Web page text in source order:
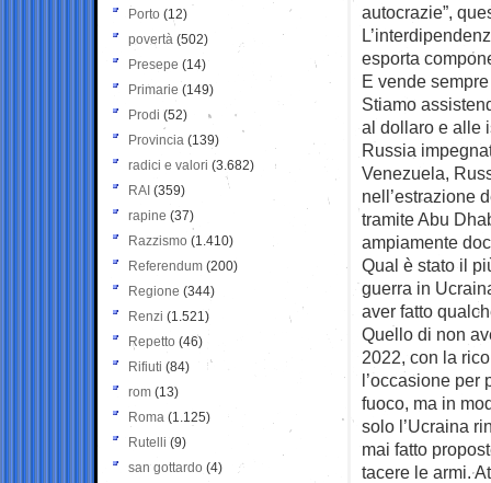
autocrazie”,
esporta
E vende
Stiamo
al dollaro e alle
Russia
Venezuela,
nell’estrazione
tramite Abu
ampiamente
Qual è stato il
guerra in
aver fatto
Quello di non
2022, con la
l’occasione per
fuoco, ma in
solo l’Ucraina
mai fatto
tacere le armi.
Porto (12)
povertà (502)
Presepe (14)
Primarie (149)
Prodi (52)
Provincia (139)
radici e valori (3.682)
RAI (359)
rapine (37)
Razzismo (1.410)
Referendum (200)
Regione (344)
Renzi (1.521)
Repetto (46)
Rifiuti (84)
rom (13)
Roma (1.125)
Rutelli (9)
san gottardo (4)